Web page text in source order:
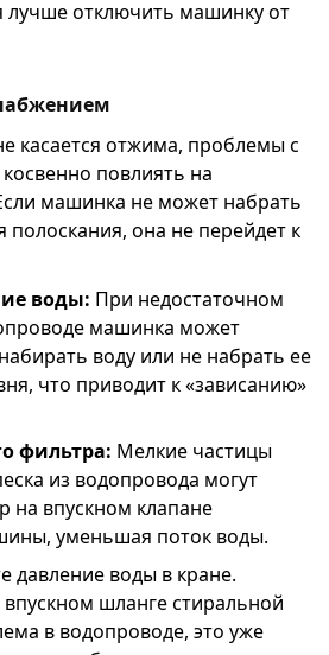
лучше отключить машинку от
касается отжима, проблемы с
повлиять на
машинка не может набрать
полоскания, она не перейдет к
воды: При недостаточном
машинка может
воду или не набрать ее
что приводит к «зависанию»
фильтра: Мелкие частицы
из водопровода могут
на впускном клапане
уменьшая поток воды.
давление воды в кране.
шланге стиральной
в водопроводе, это уже